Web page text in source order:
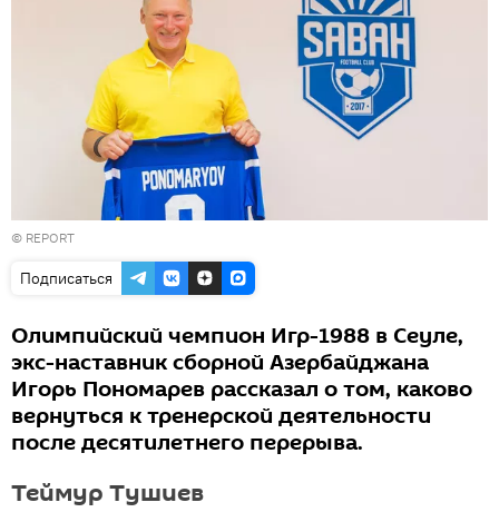
© REPORT
Подписаться
Олимпийский чемпион Игр-1988 в Сеуле,
экс-наставник сборной Азербайджана
Игорь Пономарев рассказал о том, каково
вернуться к тренерской деятельности
после десятилетнего перерыва.
Теймур Тушиев